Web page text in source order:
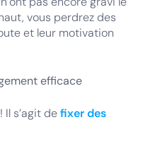
vous perdrez des
et leur motivation
efficace
Il s’agit defixer des